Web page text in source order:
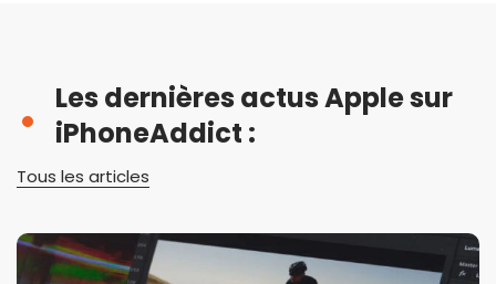
Les dernières actus Apple sur
iPhoneAddict :
Tous les articles